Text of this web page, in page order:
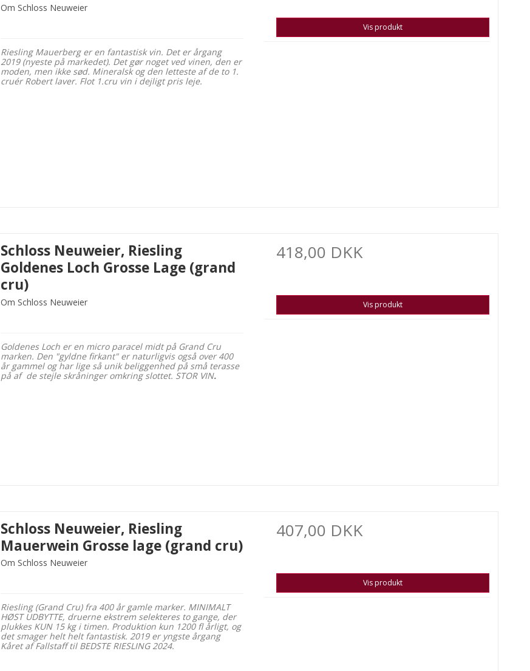
Om Schloss Neuweier
Riesling Mauerberg er en fantastisk vin. Det er årgang
2019 (nyeste på markedet). Det gør noget ved vinen, den er
moden, men ikke sød. Mineralsk og den letteste af de to 1.
cruér Robert laver. Flot 1.cru vin i dejligt pris leje.
Vis produkt
Schloss Neuweier, Riesling
Goldenes Loch Grosse Lage (grand
cru)
Om Schloss Neuweier
Goldenes Loch er en micro paracel midt på Grand Cru
marken. Den "gyldne firkant" er naturligvis også over 400
år gammel og har lige så unik beliggenhed på små terasse
på af de stejle skråninger omkring slottet. STOR VIN.
418,00 DKK
Vis produkt
Schloss Neuweier, Riesling
Mauerwein Grosse lage (grand cru)
Om Schloss Neuweier
Riesling (Grand Cru) fra 400 år gamle marker. MINIMALT
HØST UDBYTTE, druerne ekstrem selekteres to gange, der
plukkes KUN 15 kg i timen. Produktion kun 1200 fl årligt, og
det smager helt helt fantastisk. 2019 er yngste årgang
Kåret af Fallstaff til BEDSTE RIESLING 2024.
407,00 DKK
Vis produkt